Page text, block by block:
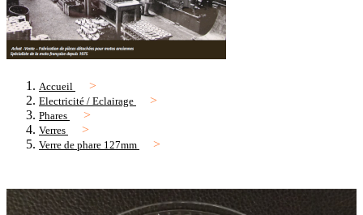
Accueil
Electricité / Eclairage
Phares
Verres
Verre de phare 127mm